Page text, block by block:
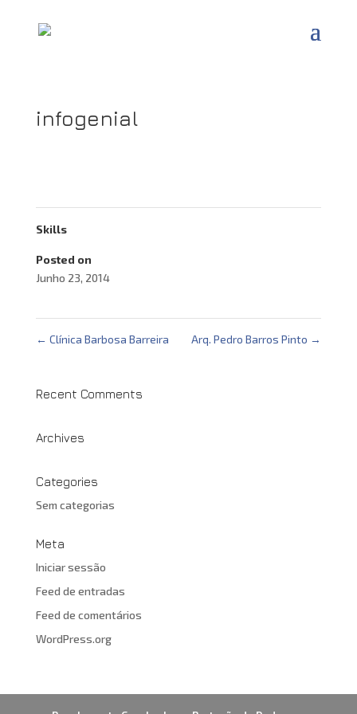
infogenial
Skills
Posted on
Junho 23, 2014
← Clínica Barbosa Barreira Arq. Pedro Barros Pinto →
Recent Comments
Archives
Categories
Sem categorias
Meta
Iniciar sessão
Feed de entradas
Feed de comentários
WordPress.org